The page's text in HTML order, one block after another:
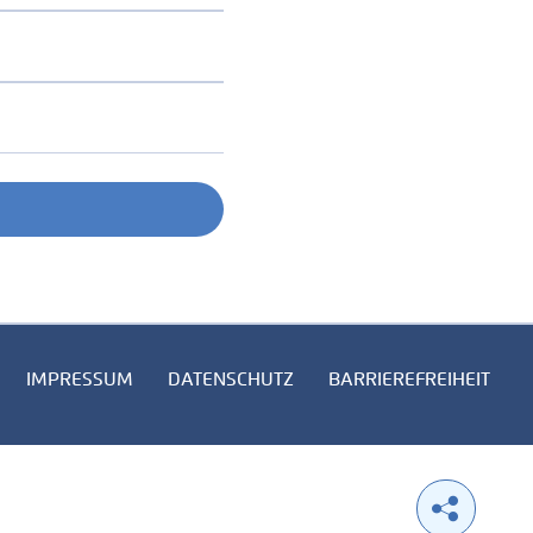
IMPRESSUM DATENSCHUTZ BARRIEREFREIHEIT